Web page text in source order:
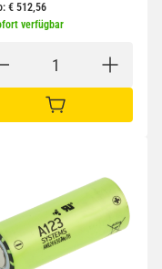
€ 512,56
verfügbar
IN DEN WARENKORB